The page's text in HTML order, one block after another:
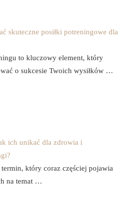
skuteczne posiłki potreningowe dla
to kluczowy element, który
o sukcesie Twoich wysiłków …
ich unikać dla zdrowia i
który coraz częściej pojawia
na temat …